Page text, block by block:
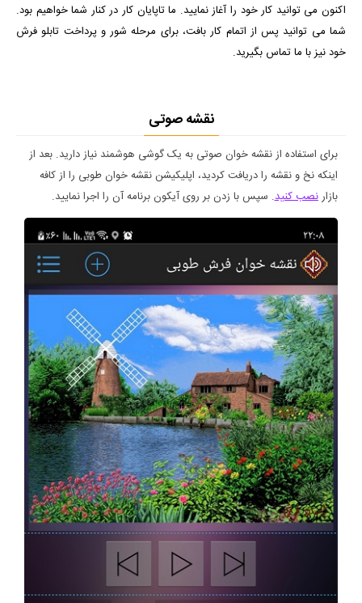
اکنون می توانید کار خود را آغاز نمایید. ما تاپایان کار در کنار شما خواهیم بود.
شما می توانید پس از اتمام کار بافت، برای مرحله شور و پرداخت تابلو فرش
خود نیز با ما تماس بگیرید.
نقشه صوتی
برای استفاده از نقشه خوان صوتی به یک گوشی هوشمند نیاز دارید. بعد از
اینکه نخ و نقشه را دریافت کردید، اپلیکیشن نقشه خوان طوبی را از کافه
بازارنصب کنید. سپس با زدن بر روی آیکون برنامه آن را اجرا نمایید.